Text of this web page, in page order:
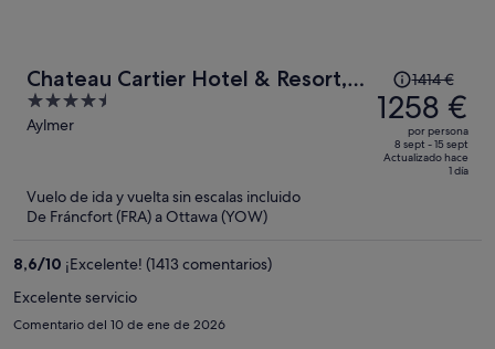
Chateau Cartier Hotel & Resort,
an Ascend Collection Resort
4.5
out
Aylmer
precio
era
de
1414 €,
1414 €
1258 €
por persona
8 sept - 15 sept
Actualizado hace
1 día
Vuelo de ida y vuelta sin escalas incluido
De Fráncfort (FRA) a Ottawa (YOW)
8,6/10 ¡Excelente! (1413 comentarios)
Excelente servicio
Comentario del 10 de ene de 2026